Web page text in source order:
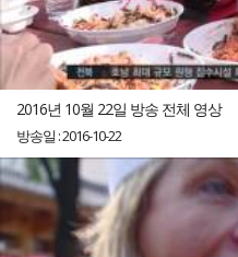
2016년 10월 22일 방송 전체 영상
방송일 : 2016-10-22